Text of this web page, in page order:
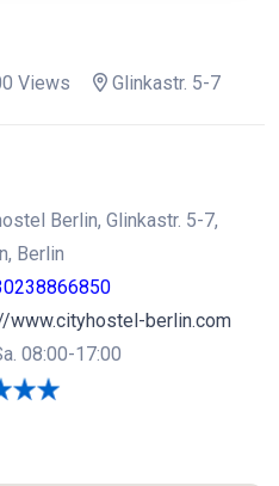
Views Glinkastr. 5-7
Berlin, Glinkastr. 5-7,
Berlin
www.cityhostel-berlin.com
08:00-17:00